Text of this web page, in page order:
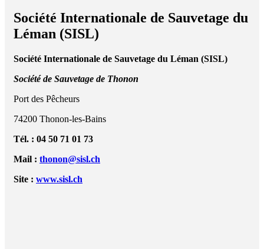
Société Internationale de Sauvetage du
Léman (SISL)
Société Internationale de Sauvetage du Léman (SISL)
Société de Sauvetage de Thonon
Port des Pêcheurs
74200 Thonon-les-Bains
Tél. : 04 50 71 01 73
Mail : thonon@sisl.ch
Site : www.sisl.ch